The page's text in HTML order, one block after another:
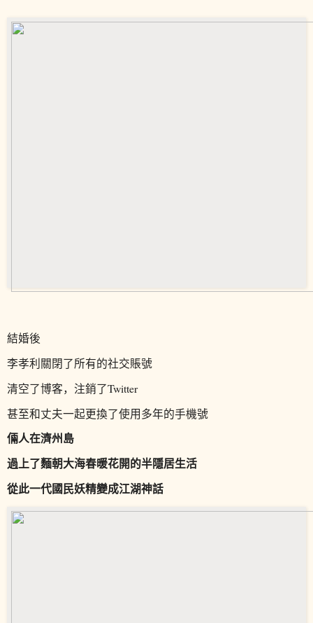
結婚後
李孝利關閉了所有的社交賬號
清空了博客，注銷了Twitter
甚至和丈夫一起更換了使用多年的手機號
倆人在濟州島
過上了麵朝大海春暖花開的半隱居生活
從此一代國民妖精變成江湖神話